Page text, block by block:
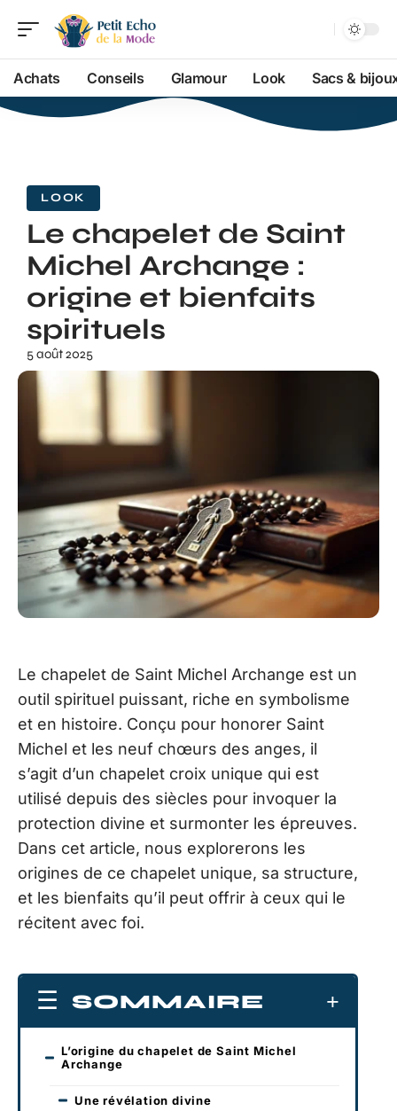
Achats Conseils Glamour Look Sacs &
LOOK
Le chapelet de Saint
Michel Archange :
origine et bienfaits
spirituels
5 août 2025
Le chapelet de Saint Michel Archange est un
outil spirituel puissant, riche en symbolisme
et en histoire. Conçu pour honorer Saint
Michel et les neuf chœurs des anges, il
s’agit d’un chapelet croix unique qui est
utilisé depuis des siècles pour invoquer la
protection divine et surmonter les épreuves.
Dans cet article, nous explorerons les
origines de ce chapelet unique, sa structure,
et les bienfaits qu’il peut offrir à ceux qui le
récitent avec foi.
SOMMAIRE
L’origine du chapelet de Saint Michel
Archange
Une révélation divine